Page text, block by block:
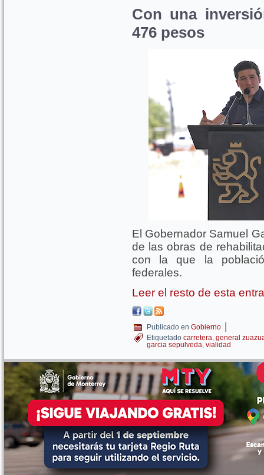
Con una
476 pesos
El Gobernador Samuel
de las obras de
con la que la
federales.
Leer el resto de esta
Publicado en Gobierno |
Etiquetado carretera, general
garcia sepulveda, vialidad